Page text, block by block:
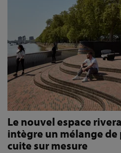
Le nouvel espace
intègre un mélange de
cuite sur mesure